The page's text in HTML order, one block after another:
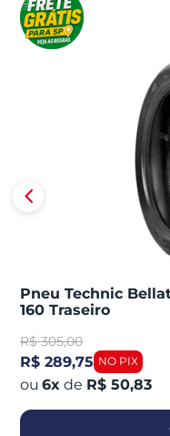
Pneu Technic
160 Traseiro
R$ 305,00
R$ 289,75
6x de R$ 50,83